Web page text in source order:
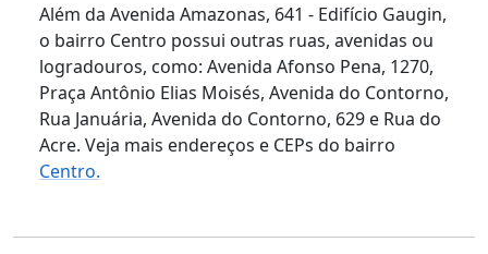
Além da Avenida Amazonas, 641 - Edifício Gaugin,
o bairro Centro possui outras ruas, avenidas ou
logradouros, como: Avenida Afonso Pena, 1270,
Praça Antônio Elias Moisés, Avenida do Contorno,
Rua Januária, Avenida do Contorno, 629 e Rua do
Acre. Veja mais endereços e CEPs do bairro
Centro.